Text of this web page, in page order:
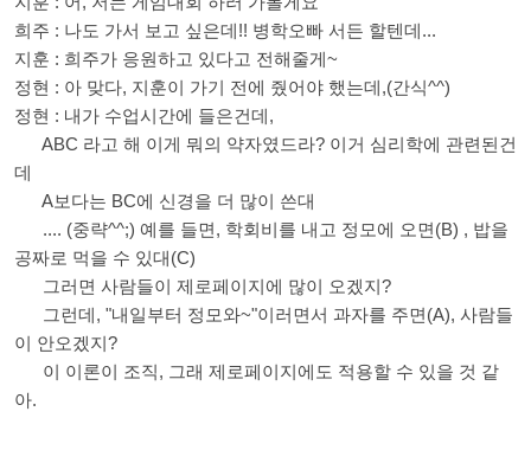
희주 : 나도 가서 보고 싶은데!! 병학오빠 서든 할텐데...
지훈 : 희주가 응원하고 있다고 전해줄게~
정현 : 아 맞다, 지훈이 가기 전에 줬어야 했는데,(간식^^)
정현 : 내가 수업시간에 들은건데,
ABC 라고 해 이게 뭐의 약자였드라? 이거 심리학에 관련된건
데
A보다는 BC에 신경을 더 많이 쓴대
.... (중략^^;) 예를 들면, 학회비를 내고 정모에 오면(B) , 밥을
공짜로 먹을 수 있대(C)
그러면 사람들이 제로페이지에 많이 오겠지?
그런데, "내일부터 정모와~"이러면서 과자를 주면(A), 사람들
이 안오겠지?
이 이론이 조직, 그래 제로페이지에도 적용할 수 있을 것 같
아.